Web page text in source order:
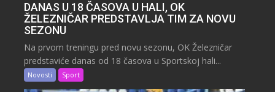
DANAS U 18 ČASOVA U HALI, OK
ŽELEZNIČAR PREDSTAVLJA TIM ZA NOVU
SEZONU
Na prvom treningu pred novu sezonu, OK Železničar
predstaviće danas od 18 časova u Sportskoj hali...
Novosti Sport